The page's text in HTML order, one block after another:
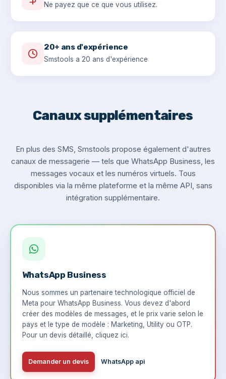
Ne payez que ce que vous utilisez.
20+ ans d'expérience
Smstools a 20 ans d'expérience
Canaux supplémentaires
En plus des SMS, Smstools propose également d'autres
canaux de messagerie — tels que WhatsApp Business, les
messages vocaux et les numéros virtuels. Tous
disponibles via la même plateforme et la même API, sans
intégration supplémentaire.
WhatsApp Business
Nous sommes un partenaire technologique officiel de
Meta pour WhatsApp Business. Vous devez d'abord
créer des modèles de messages, et le prix varie selon le
pays et le type de modèle : Marketing, Utility ou OTP.
Pour un devis détaillé, cliquez ici.
Demander un devis WhatsApp api